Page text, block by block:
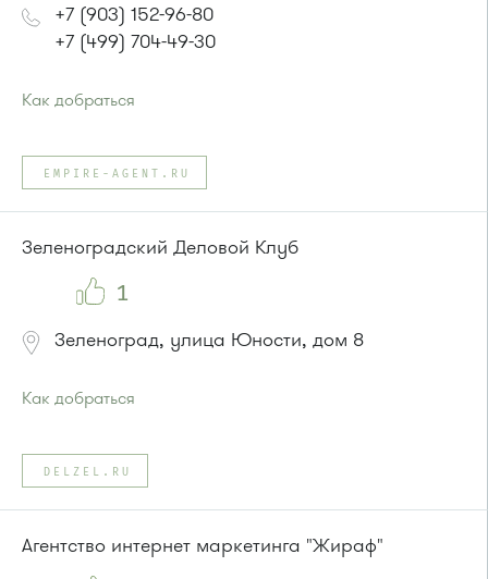
+7 (903) 152-96-80
+7 (499) 704-49-30
Как добраться
Автобус № 22.
или до остановки"Пенсионный фонд"
Автобусы № 22, 28, 32, 400к.
EMPIRE-AGENT.RU
Зеленоградский Деловой Клуб
1
Зеленоград, улица Юности, дом 8
Как добраться
Автобусы № 6, 7, 10, 12, 19.
Маршрутка № 419м, 720м, 900, 903
или до остановки"Студенческая":
Маршрутка № 419м, 431м, 720м, 900, 903
DELZEL.RU
Агентство интернет маркетинга "Жираф"